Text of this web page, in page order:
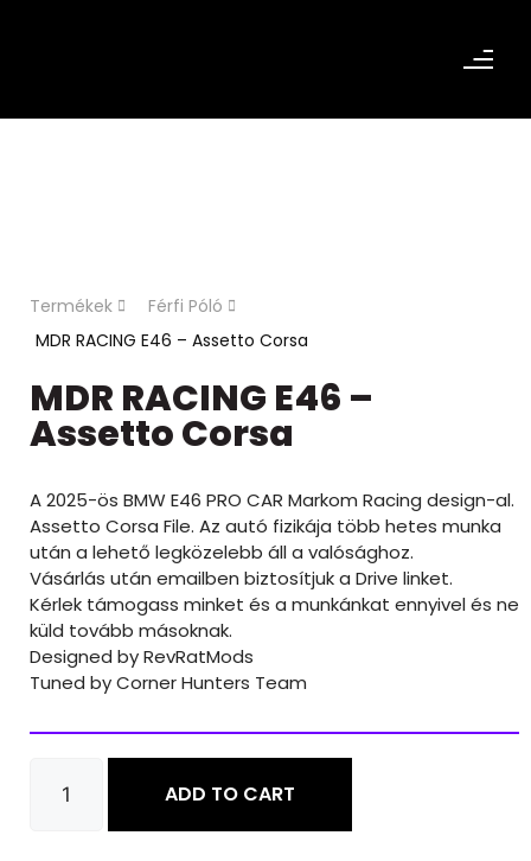
Termékek
Férfi Póló
MDR RACING E46 – Assetto Corsa
MDR RACING E46 –
Assetto Corsa
A 2025-ös BMW E46 PRO CAR Markom Racing design-al.
Assetto Corsa File. Az autó fizikája több hetes munka
után a lehető legközelebb áll a valósághoz.
Vásárlás után emailben biztosítjuk a Drive linket.
Kérlek támogass minket és a munkánkat ennyivel és ne
küld tovább másoknak.
Designed by RevRatMods
Tuned by Corner Hunters Team
ADD TO CART